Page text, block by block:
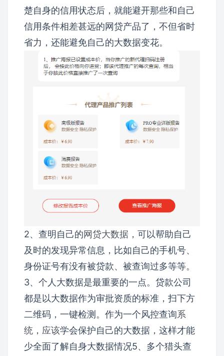
楚自身的信用状态后，就能避开那些和自己
信用条件相差甚远的网贷产品了，不但省时
省力，还能避免自己的大数据变花。
2、查明自己的网贷大数据 ，可以帮助自己
及时的发现异常信息，比如自己的手机号、
身份证号有没有被贷款、被查询过多等等。
3、个人大数据是最重要的一点。贷款公司
都是以大数据作为审批资质的标准，扫下方
二维码，一键检测。作为一个风控查询系
统 ， 应该学会保护自己的大数据，这样才能
少全面了解自身大数据情况5、多个猎头查